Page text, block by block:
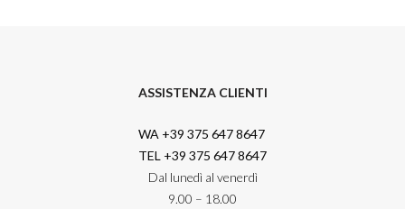
ASSISTENZA CLIENTI
WA +39 375 647 8647
TEL +39 375 647 8647
Dal lunedì al venerdì
9.00 – 18.00